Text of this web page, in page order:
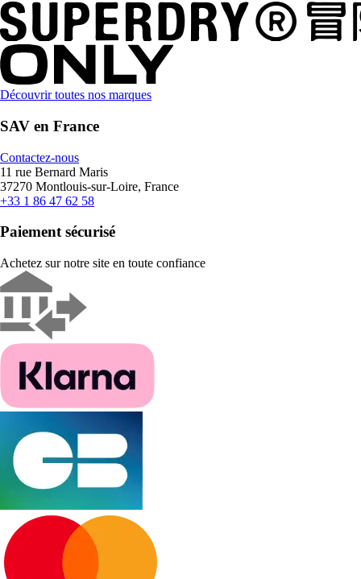
Découvrir toutes nos marques
SAV en France
Contactez-nous
11 rue Bernard Maris
37270 Montlouis-sur-Loire, France
+33 1 86 47 62 58
Paiement sécurisé
Achetez sur notre site en toute confiance